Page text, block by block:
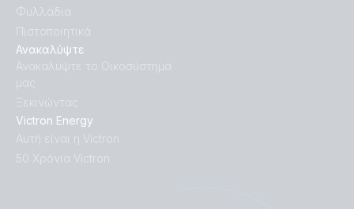
Ανακαλύψτε
Ανακαλύψτε το Οικοσύστημά
μας
Ξεκινώντας
Victron Energy
Αυτή είναι η Victron
50 Χρόνια Victron
Φυλλάδια
Πιστοποιητικά